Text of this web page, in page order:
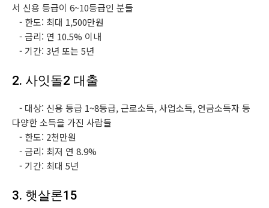
서 신용 등급이 6~10등급인 분들
- 한도: 최대 1,500만원
- 금리: 연 10.5% 이내
- 기간: 3년 또는 5년
2. 사잇돌2 대출
- 대상: 신용 등급 1~8등급, 근로소득, 사업소득, 연금소득자 등
다양한 소득을 가진 사람들
- 한도: 2천만원
- 금리: 최저 연 8.9%
- 기간: 최대 5년
3. 햇살론15